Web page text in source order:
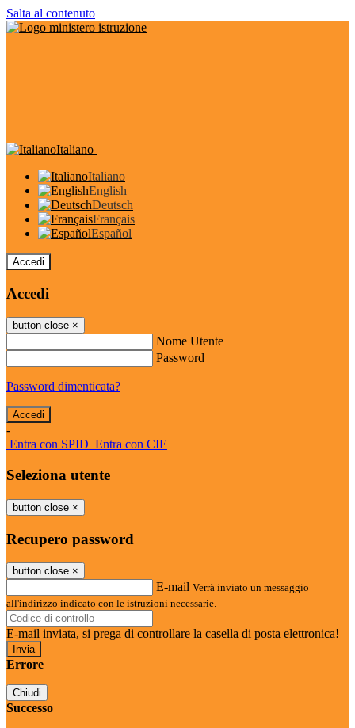
Salta al contenuto
Italiano
Italiano
English
Deutsch
Français
Español
Accedi
Accedi
button close ×
Nome Utente
Password
Password dimenticata?
-
Entra con SPID Entra con CIE
Seleziona utente
button close ×
Recupero password
button close ×
E-mail Verrà inviato un messaggio
all'indirizzo indicato con le istruzioni necessarie.
E-mail inviata, si prega di controllare la casella di posta elettronica!
Errore
Chiudi
Successo